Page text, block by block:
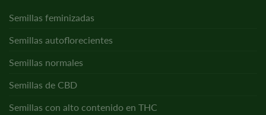
Semillas feminizadas
Semillas autoflorecientes
Semillas normales
Semillas de CBD
Semillas con alto contenido en THC